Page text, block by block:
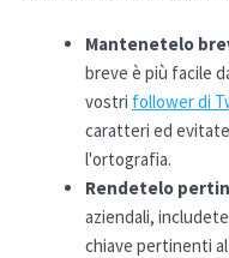
Mantenetelo
breve è più facile
vostri follower di
caratteri ed
l'ortografia.
Rendetelo
aziendali,
chiave pertinenti